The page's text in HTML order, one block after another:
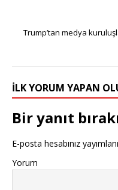
Trump’tan medya
İLK YORUM YAPAN
Bir yanıt
E-posta hesabınız
Yorum